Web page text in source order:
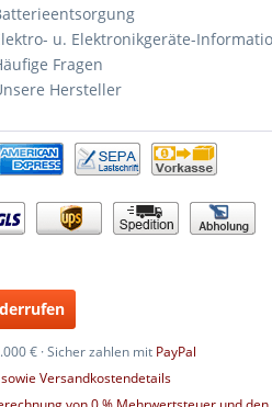
u. Elektronikgeräte-
Fragen
Hersteller
€ · Sicher zahlen mit PayPal
Versandkostendetails